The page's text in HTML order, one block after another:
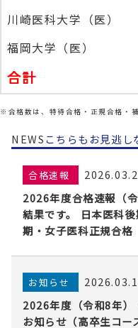
川崎医科大学（医）
福岡大学（医）
合計
※合格数は、特待合格・正規合格・
NEWSこちらもお見逃し
合格速報
2026年度合格速報（
結果です。 日本医科
期・女子医科正規合格
お知らせ
2026年度（令和8年）
お知らせ（高卒生コー